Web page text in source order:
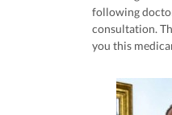
following
consultation.
you this